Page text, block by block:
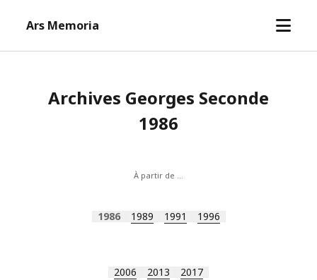
Ars Memoria
open
Archives Georges Seconde
1986
À partir de …
1986 1989 1991 1996
2006 2013 2017